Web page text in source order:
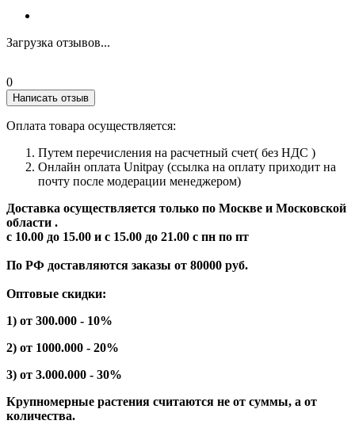
Загрузка отзывов...
0
Написать отзыв
Оплата товара осуществляется:
Путем перечисления на расчетный счет( без НДС )
Онлайн оплата Unitpay (ссылка на оплату приходит на
почту после модерации менеджером)
Доставка осуществляется только по Москве и Московской
области .
с 10.00 до 15.00 и с 15.00 до 21.00 с пн по пт
По РФ доставляются заказы от 80000 руб.
Оптовые скидки:
1) от 300.000 - 10%
2) от 1000.000 - 20%
3) от 3.000.000 - 30%
Крупномерные растения считаются не от суммы, а от
количества.